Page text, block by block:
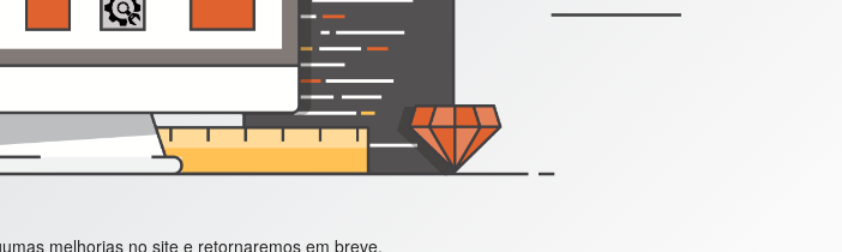
melhorias no site e retornaremos em breve.